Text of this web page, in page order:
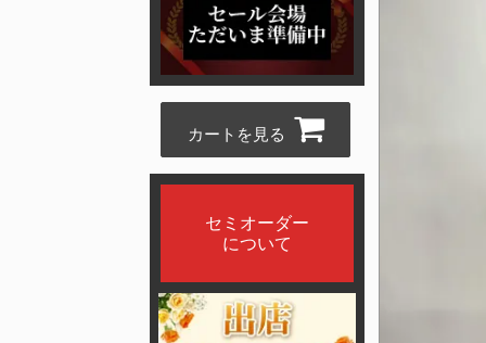
カートを見る
セミオーダー
について